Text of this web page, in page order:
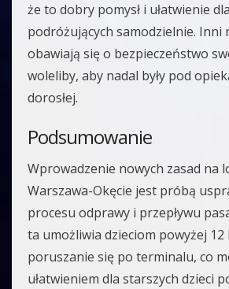
że to dobry pomysł i ułatwienie
podróżujących samodzielnie. Inni
obawiają się o bezpieczeństwo
woleliby, aby nadal były pod
dorosłej.
Podsumowanie
Wprowadzenie nowych zasad na
Warszawa-Okęcie jest próbą
procesu odprawy i przepływu
ta umożliwia dzieciom powyżej
poruszanie się po terminalu, co
ułatwieniem dla starszych dzieci